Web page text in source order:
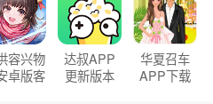
容兴物
卓版客
达叔APP
更新版本
华夏召车
APP下载